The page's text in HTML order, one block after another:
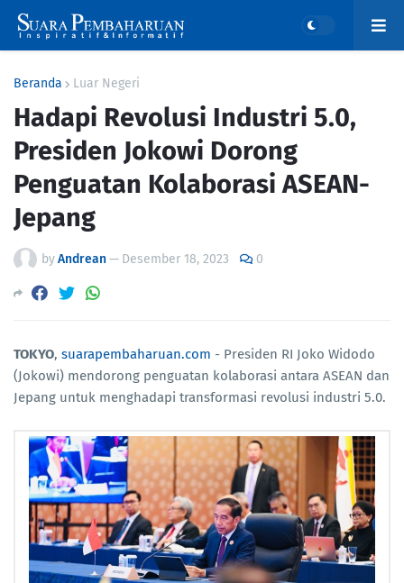
Beranda Luar Negeri
Hadapi Revolusi Industri 5.0,
Presiden Jokowi Dorong
Penguatan Kolaborasi ASEAN-
Jepang
byAndrean— Desember 18, 2023 0
TOKYO, suarapembaharuan.com - Presiden RI Joko Widodo
(Jokowi) mendorong penguatan kolaborasi antara ASEAN dan
Jepang untuk menghadapi transformasi revolusi industri 5.0.